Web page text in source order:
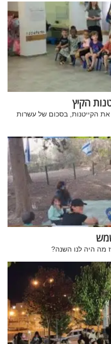
הקייטנות, בסכום של עשרות
היה לנו השנה?